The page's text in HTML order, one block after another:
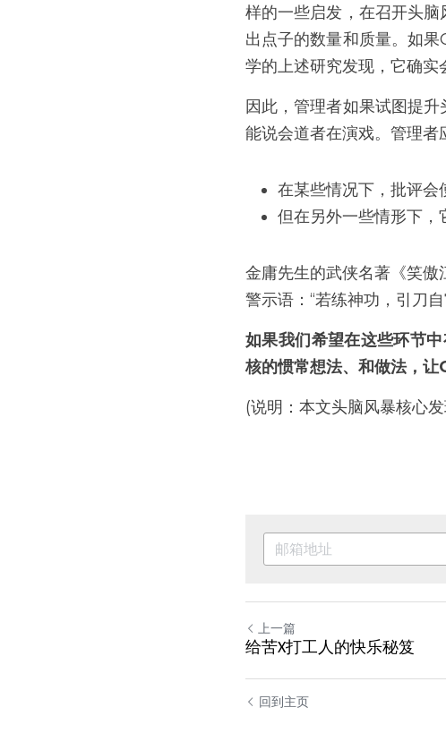
样的一些启发，在召开头
出点子的数量和质量。如
学的上述研究发现，它确实
因此，管理者如果试图提
能说会道者在演戏。管理者
在某些情况下，批评会
但在另外一些情形下，
金庸先生的武侠名著《笑
警示语：“若练神功，引刀
如果我们希望在这些环节
核的惯常想法、和做法，让
(说明：本文头脑风暴核
上一篇
给苦X打工人的快乐秘笈
回到主页